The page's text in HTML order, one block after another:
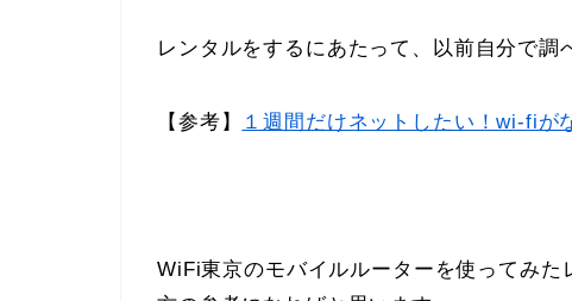
レンタルをするにあたって、以前自分で調
【参考】 １週間だけネットしたい！wi-fiが
WiFi東京のモバイルルーターを使ってみ